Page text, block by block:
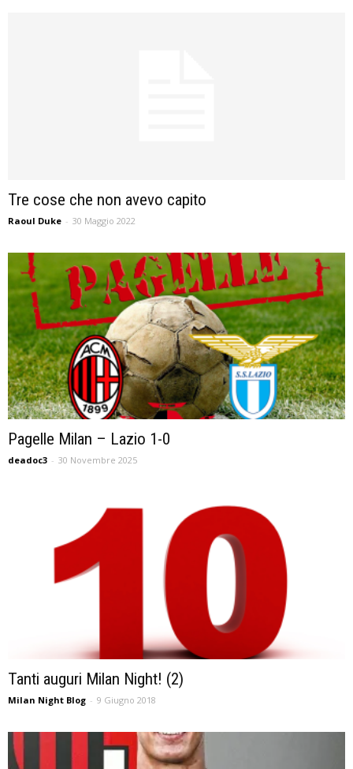
Tre cose che non avevo capito
Raoul Duke - 30 Maggio 2022
Pagelle Milan – Lazio 1-0
deadoc3 - 30 Novembre 2025
Tanti auguri Milan Night! (2)
Milan Night Blog - 9 Giugno 2018